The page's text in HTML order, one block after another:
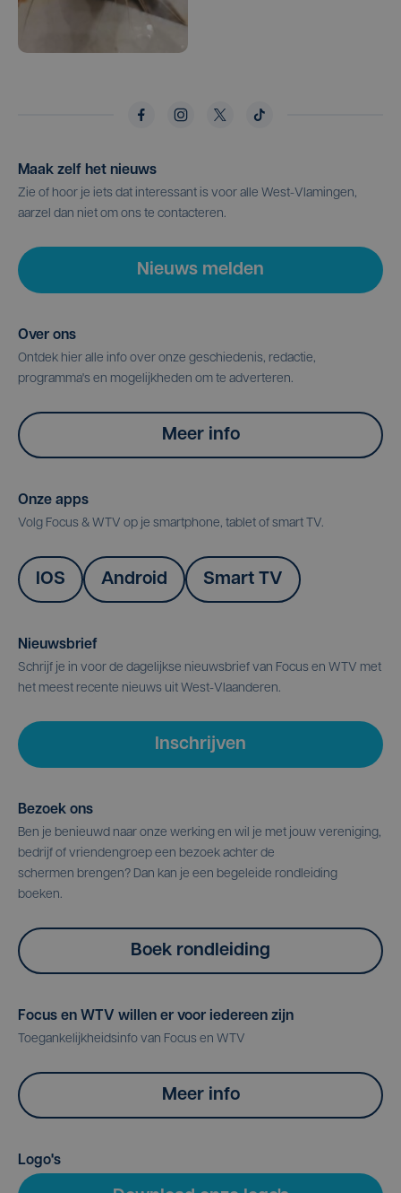
Maak zelf het nieuws
Zie of hoor je iets dat interessant is voor alle West-Vlamingen,
aarzel dan niet om ons te contacteren.
Nieuws melden
Over ons
Ontdek hier alle info over onze geschiedenis, redactie,
programma's en mogelijkheden om te adverteren.
Meer info
Onze apps
Volg Focus & WTV op je smartphone, tablet of smart TV.
IOS Android Smart TV
Nieuwsbrief
Schrijf je in voor de dagelijkse nieuwsbrief van Focus en WTV met
het meest recente nieuws uit West-Vlaanderen.
Inschrijven
Bezoek ons
Ben je benieuwd naar onze werking en wil je met jouw vereniging,
bedrijf of vriendengroep een bezoek achter de
schermen brengen? Dan kan je een begeleide rondleiding
boeken.
Boek rondleiding
Focus en WTV willen er voor iedereen zijn
Toegankelijkheidsinfo van Focus en WTV
Meer info
Logo's